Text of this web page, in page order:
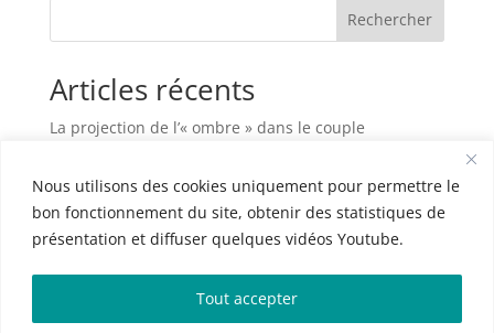
Nous utilisons des cookies uniquement pour permettre le
bon fonctionnement du site, obtenir des statistiques de
présentation et diffuser quelques vidéos Youtube.
Tout accepter
Rechercher
Articles récents
La projection de l’« ombre » dans le couple
murs
L’art d’être parent
Le couple à l’épreuve de la maladie grave